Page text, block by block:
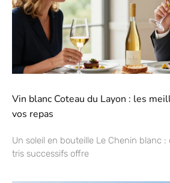
Vin blanc Coteau du Layon : les
vos repas
Un soleil en bouteille Le Chenin blanc
tris successifs offre